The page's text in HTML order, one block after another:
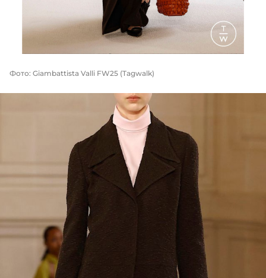
Фото: Giambattista Valli FW25 (Tagwalk)